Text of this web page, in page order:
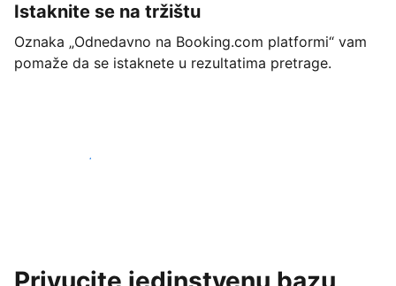
Istaknite se na tržištu
Oznaka „Odnedavno na Booking.com platformi“ vam
pomaže da se istaknete u rezultatima pretrage.
Počnite već danas